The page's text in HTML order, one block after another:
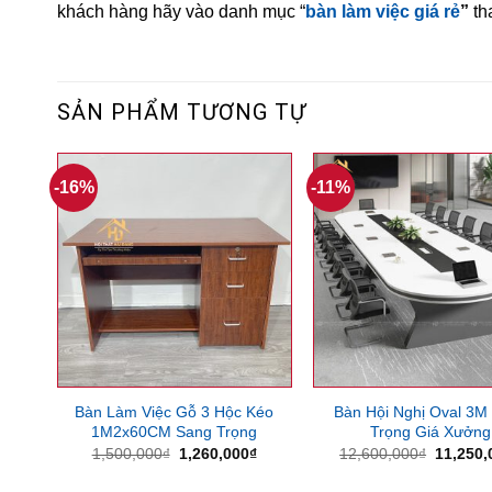
khách hàng hãy vào danh mục “bàn làm việc giá rẻ”
SẢN PHẨM TƯƠNG TỰ
-16%
Bàn Làm Việc Gỗ 3 Hộc Kéo
1M2x60CM Sang Trọng
1,500,000₫ Giá
1,260,000₫Giá
-11%
Bàn Hội Nghị Oval 3M
Trọng Giá Xưởng
12,600,000₫ Giá